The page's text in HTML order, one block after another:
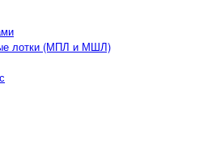
лотки (МПЛ и МШЛ)